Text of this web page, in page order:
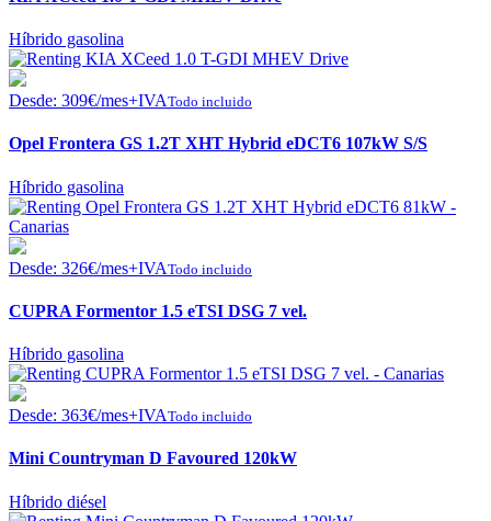
Híbrido gasolina
Desde: 309€/mes+IVATodo incluido
Opel Frontera GS 1.2T XHT Hybrid eDCT6 107kW S/S
Híbrido gasolina
Desde: 326€/mes+IVATodo incluido
CUPRA Formentor 1.5 eTSI DSG 7 vel.
Híbrido gasolina
Desde: 363€/mes+IVATodo incluido
Mini Countryman D Favoured 120kW
Híbrido diésel